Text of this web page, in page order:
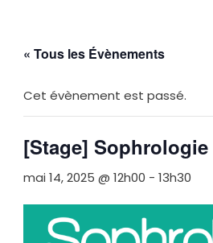
« Tous les Évènements
Cet évènement est passé.
[Stage] Sophrologie
mai 14, 2025 @ 12h00 - 13h30